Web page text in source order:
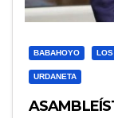
BABAHOYO
URDANETA